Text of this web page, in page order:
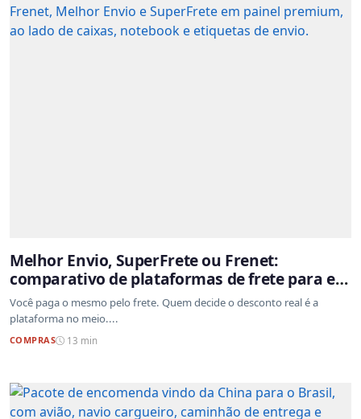
Melhor Envio, SuperFrete ou Frenet:
comparativo de plataformas de frete para e-
commerce
Você paga o mesmo pelo frete. Quem decide o desconto real é a
plataforma no meio....
COMPRAS 13 min